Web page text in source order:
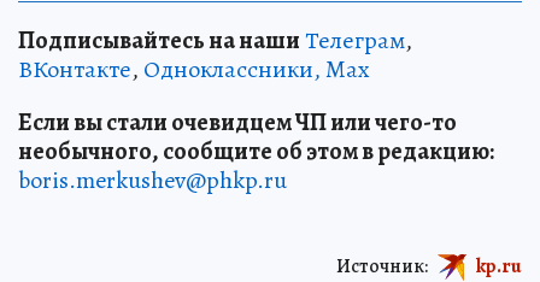
Подписывайтесь на нашиТелеграм,
ВКонтакте, Одноклассники,Max
Если вы стали очевидцем ЧП или чего-то
необычного, сообщите об этом в редакцию:
boris.merkushev@phkp.ru
Источник: kp.ru